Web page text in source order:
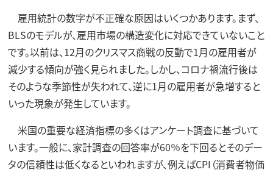
雇用統計の数字が不正確な原因はいくつかあります。まず、
BLSのモデルが、雇用市場の構造変化に対応できていないこと
です。以前は、12月のクリスマス商戦の反動で1月の雇用者が
減少する傾向が強く見られました。しかし、コロナ禍流行後は
そのような季節性が失われて、逆に1月の雇用者が急増すると
いった現象が発生しています。
米国の重要な経済指標の多くはアンケート調査に基づいて
います。一般に、家計調査の回答率が60％を下回るとそのデー
タの信頼性は低くなるといわれますが、例えばCPI（消費者物価